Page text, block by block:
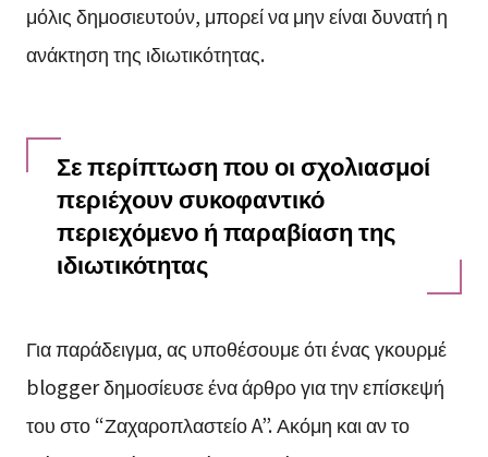
μόλις δημοσιευτούν, μπορεί να μην είναι δυνατή η
ανάκτηση της ιδιωτικότητας.
Σε περίπτωση που οι σχολιασμοί
περιέχουν συκοφαντικό
περιεχόμενο ή παραβίαση της
ιδιωτικότητας
Για παράδειγμα, ας υποθέσουμε ότι ένας γκουρμέ
blogger δημοσίευσε ένα άρθρο για την επίσκεψή
του στο “Ζαχαροπλαστείο A”. Ακόμη και αν το